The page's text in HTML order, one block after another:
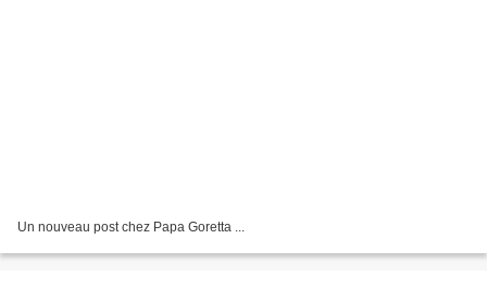
Un nouveau post chez Papa Goretta ...